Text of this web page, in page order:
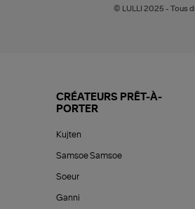
© LULLI 2025 - Tous
CRÉATEURS PRÊT-À-
PORTER
Kujten
Samsoe Samsoe
Soeur
Ganni